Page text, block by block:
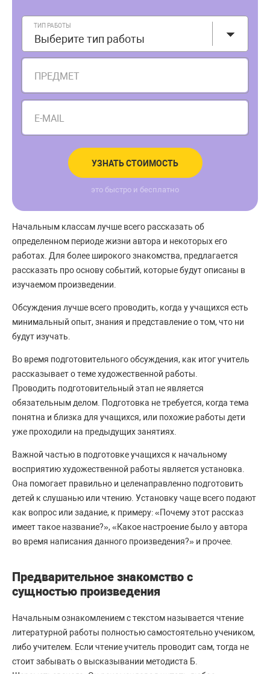
ТИП РАБОТЫ
Выберите тип работы
ПРЕДМЕТ
E-MAIL
УЗНАТЬ СТОИМОСТЬ
это быстро и бесплатно
Начальным классам лучше всего рассказать об
определенном периоде жизни автора и некоторых его
работах. Для более широкого знакомства, предлагается
рассказать про основу событий, которые будут описаны в
изучаемом произведении.
Обсуждения лучше всего проводить, когда у учащихся есть
минимальный опыт, знания и представление о том, что ни
будут изучать.
Во время подготовительного обсуждения, как итог учитель
рассказывает о теме художественной работы.
Проводить подготовительный этап не является
обязательным делом. Подготовка не требуется, когда тема
понятна и близка для учащихся, или похожие работы дети
уже проходили на предыдущих занятиях.
Важной частью в подготовке учащихся к начальному
восприятию художественной работы является установка.
Она помогает правильно и целенаправленно подготовить
детей к слушанью или чтению. Установку чаще всего подают
как вопрос или задание, к примеру: «Почему этот рассказ
имеет такое название?», «Какое настроение было у автора
во время написания данного произведения?» и прочее.
Предварительное знакомство с
сущностью произведения
Начальным ознакомлением с текстом называется чтение
литературной работы полностью самостоятельно учеником,
либо учителем. Если чтение учитель проводит сам, тогда не
стоит забывать о высказывании методиста Б.